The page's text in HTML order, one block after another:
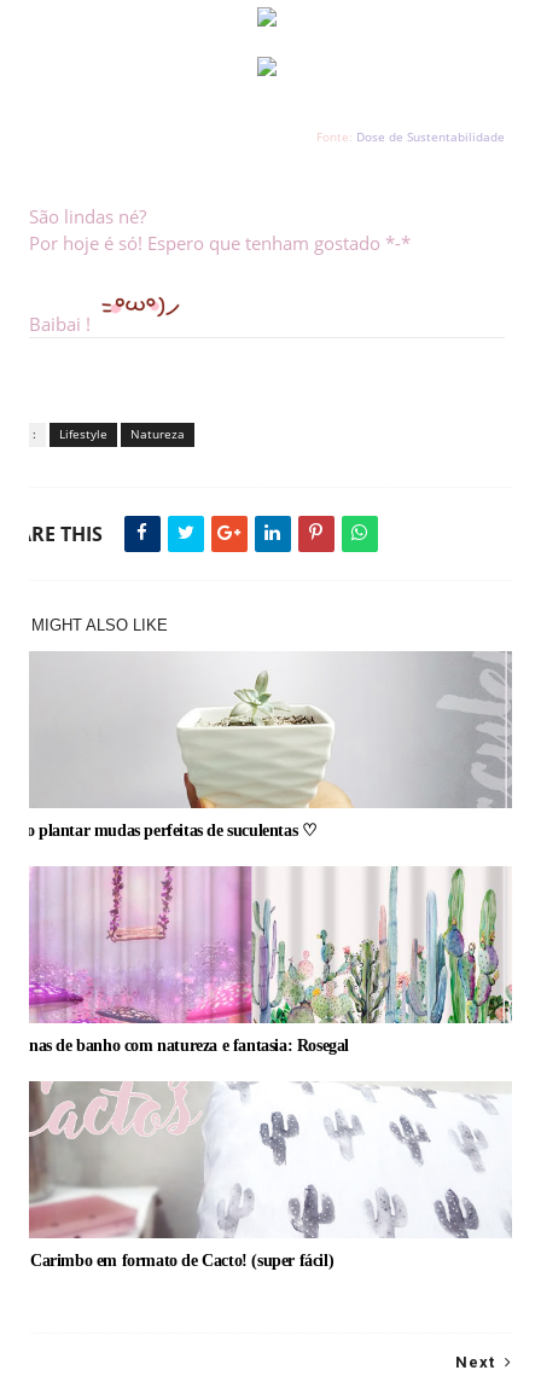
Fonte: Dose de Sustentabilidade
São lindas né?
Por hoje é só! Espero que tenham gostado *-*
Baibai !
Tags : Lifestyle Natureza
THIS
MIGHT ALSO LIKE
plantar mudas perfeitas de suculentas ♡
de banho com natureza e fantasia: Rosegal
Carimbo em formato de Cacto! (super fácil)
Next